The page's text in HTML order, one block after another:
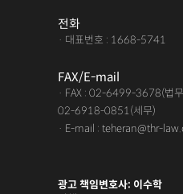
전화
· 대표번호 : 1668-5741
FAX/E-mail
· FAX : 02-6499-3678(법
02-6918-0851(세무)
· E-mail : teheran@thr-
광고 책임변호사: 이수학